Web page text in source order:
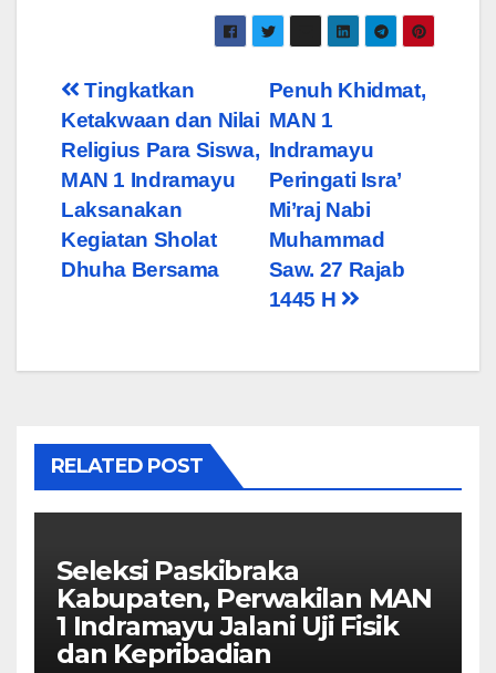
Post
navigation
Penuh Khidmat,
MAN 1
Indramayu
Peringati Isra’
Mi’raj Nabi
Muhammad
Saw. 27 Rajab
1445 H
Tingkatkan
Ketakwaan dan Nilai
Religius Para Siswa,
MAN 1 Indramayu
Laksanakan
Kegiatan Sholat
Dhuha Bersama
RELATED POST
Seleksi Paskibraka
Kabupaten, Perwakilan MAN
1 Indramayu Jalani Uji Fisik
dan Kepribadian